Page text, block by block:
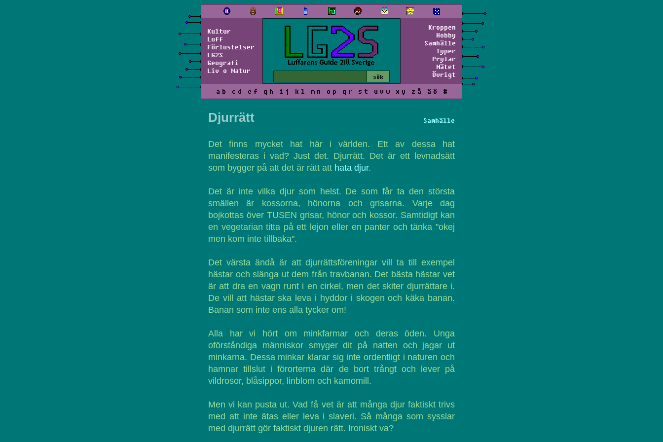
Kultur
Luff
Förlustelser
LG2S
Geografi
Liv o Natur
Kroppen
Hobby
Samhälle
Typer
Prylar
Nätet
Övrigt
a b c d e f g h i j k l m n o p q r s t u v w x y z å ä ö #
Samhälle
Djurrätt
Det finns mycket hat här i världen. Ett av dessa hat
manifesteras i vad? Just det. Djurrätt. Det är ett levnadsätt
som bygger på att det är rätt att hata djur.
Det är inte vilka djur som helst. De som får ta den största
smällen är kossorna, hönorna och grisarna. Varje dag
bojkottas över TUSEN grisar, hönor och kossor. Samtidigt kan
en vegetarian titta på ett lejon eller en panter och tänka "okej
men kom inte tillbaka".
Det värsta ändå är att djurrättsföreningar vill ta till exempel
hästar och slänga ut dem från travbanan. Det bästa hästar vet
är att dra en vagn runt i en cirkel, men det skiter djurrättare i.
De vill att hästar ska leva i hyddor i skogen och käka banan.
Banan som inte ens alla tycker om!
Alla har vi hört om minkfarmar och deras öden. Unga
oförståndiga människor smyger dit på natten och jagar ut
minkarna. Dessa minkar klarar sig inte ordentligt i naturen och
hamnar tillslut i förorterna där de bort trångt och lever på
vildrosor, blåsippor, linblom och kamomill.
Men vi kan pusta ut. Vad få vet är att många djur faktiskt trivs
med att inte ätas eller leva i slaveri. Så många som sysslar
med djurrätt gör faktiskt djuren rätt. Ironiskt va?